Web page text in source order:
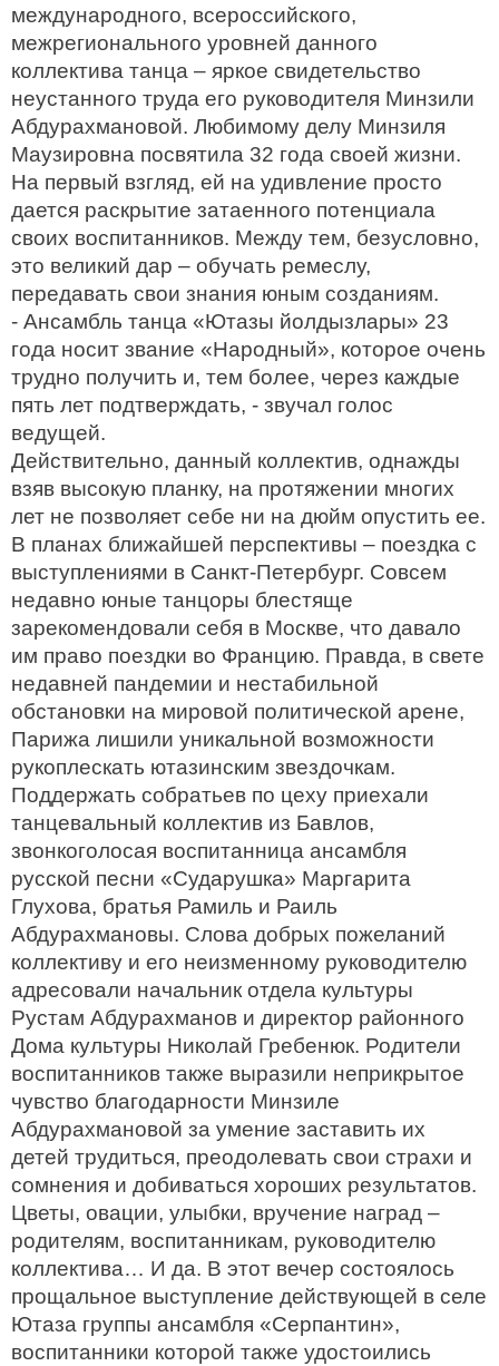
международного, всероссийского,
межрегионального уровней данного
коллектива танца – яркое свидетельство
неустанного труда его руководителя Минзили
Абдурахмановой. Любимому делу Минзиля
Маузировна посвятила 32 года своей жизни.
На первый взгляд, ей на удивление просто
дается раскрытие затаенного потенциала
своих воспитанников. Между тем, безусловно,
это великий дар – обучать ремеслу,
передавать свои знания юным созданиям.
- Ансамбль танца «Ютазы йолдызлары» 23
года носит звание «Народный», которое очень
трудно получить и, тем более, через каждые
пять лет подтверждать, - звучал голос
ведущей.
Действительно, данный коллектив, однажды
взяв высокую планку, на протяжении многих
лет не позволяет себе ни на дюйм опустить ее.
В планах ближайшей перспективы – поездка с
выступлениями в Санкт-Петербург. Совсем
недавно юные танцоры блестяще
зарекомендовали себя в Москве, что давало
им право поездки во Францию. Правда, в свете
недавней пандемии и нестабильной
обстановки на мировой политической арене,
Парижа лишили уникальной возможности
рукоплескать ютазинским звездочкам.
Поддержать собратьев по цеху приехали
танцевальный коллектив из Бавлов,
звонкоголосая воспитанница ансамбля
русской песни «Сударушка» Маргарита
Глухова, братья Рамиль и Раиль
Абдурахмановы. Слова добрых пожеланий
коллективу и его неизменному руководителю
адресовали начальник отдела культуры
Рустам Абдурахманов и директор районного
Дома культуры Николай Гребенюк. Родители
воспитанников также выразили неприкрытое
чувство благодарности Минзиле
Абдурахмановой за умение заставить их
детей трудиться, преодолевать свои страхи и
сомнения и добиваться хороших результатов.
Цветы, овации, улыбки, вручение наград –
родителям, воспитанникам, руководителю
коллектива… И да. В этот вечер состоялось
прощальное выступление действующей в селе
Ютаза группы ансамбля «Серпантин»,
воспитанники которой также удостоились